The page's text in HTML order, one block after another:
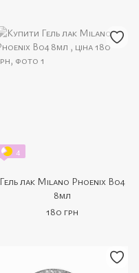
4
Гель лак Milano Phoenix B04
8мл
180 грн